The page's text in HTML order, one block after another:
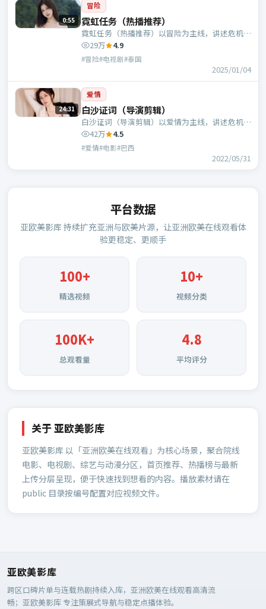
0:55
冒险
霓虹任务（热播推荐）
霓虹任务（热播推荐）以冒险为主线，讲述危机中
的抉择与人物成长；泰国班底，贾樟柯执导，河正
宇、大鹏等主演。
29万 4.9
#冒险#电视剧#泰国
2025/01/04
24:31
爱情
白沙证词（导演剪辑）
白沙证词（导演剪辑）以爱情为主线，讲述危机中
的抉择与人物成长；巴西班底，翁子光执导，倪
妮、宋康昊等主演。
42万 4.5
#爱情#电影#巴西
2022/05/31
平台数据
亚欧美影库 持续扩充亚洲与欧美片源，让亚洲欧美在线观看体
验更稳定、更顺手
100+
精选视频
10+
视频分类
100K+
总观看量
4.8
平均评分
关于亚欧美影库
亚欧美影库 以「亚洲欧美在线观看」为核心场景，聚合院线
电影、电视剧、综艺与动漫分区，首页推荐、热播榜与最新
上传分层呈现，便于快速找到想看的内容。播放素材请在
public 目录按编号配置对应视频文件。
亚欧美影库
跨区口碑片单与连载热剧持续入库，亚洲欧美在线观看高清流
畅； 亚欧美影库 专注策展式导航与稳定点播体验。